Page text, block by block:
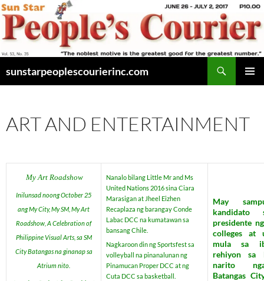
Skip
to
content
sunstarpeoplescourierinc.com
ART AND ENTERTAINMENT
My Art Roadshow
Inilunsad noong October 25
ang My City, My SM, My Art
Roadshow, A Celebration of
Philippine Visual Arts, sa SM
City Batangas na ginanap sa
Atrium nito.
Nanalo bilang Little Mr and Ms
United Nations 2016 sina Ciara
Marasigan at Jheel Eizhen
Recaplaza ng barangay Conde
Labac DCC na kumatawan sa
bansang Chile.
Nagkaroon din ng Sportsfest sa
volleyball na pinanalunan ng
Pinamucan Proper DCC at ng
Cuta DCC sa basketball.
May
kandidato
presidente
colleges at
mula sa
rehiyon sa
narito
Batangas